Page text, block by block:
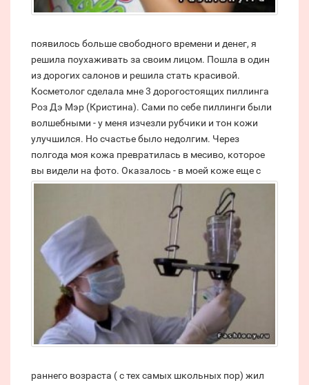
появилось больше свободного времени и денег, я
решила поухаживать за своим лицом. Пошла в один
из дорогих салонов и решила стать красивой.
Косметолог сделала мне 3 дорогостоящих пиллинга
Роз Дэ Мэр (Кристина). Сами по себе пиллинги были
волшебными - у меня изчезли рубчики и тон кожи
улучшился. Но счастье было недолгим. Через
полгода моя кожа превратилась в месиво, которое
вы видели на фото. Оказалось - в моей коже еще с
раннего возраста ( с тех самых школьных пор) жил